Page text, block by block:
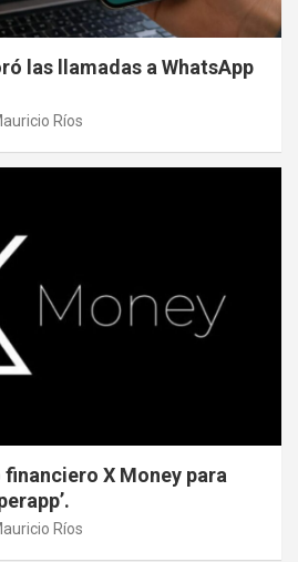
las llamadas a WhatsApp
Ríos
X Money para
Ríos